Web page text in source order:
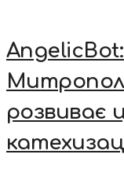
розвиває